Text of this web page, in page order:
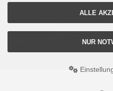
Alle Preise inkl. gesetzl. MwSt. zzgl.
entsprechen dem
Musikdeko4u © 2026 | Template © 2009-
ALLE
NUR